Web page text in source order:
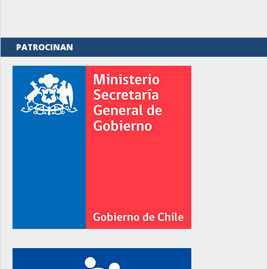
PATROCINAN